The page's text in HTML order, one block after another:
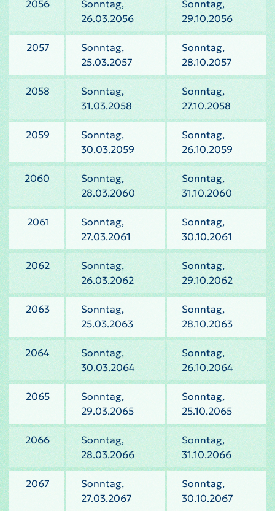
2056
Sonntag,
26.03.2056
Sonntag,
29.10.2056
2057
Sonntag,
25.03.2057
Sonntag,
28.10.2057
2058
Sonntag,
31.03.2058
Sonntag,
27.10.2058
2059
Sonntag,
30.03.2059
Sonntag,
26.10.2059
2060
Sonntag,
28.03.2060
Sonntag,
31.10.2060
2061
Sonntag,
27.03.2061
Sonntag,
30.10.2061
2062
Sonntag,
26.03.2062
Sonntag,
29.10.2062
2063
Sonntag,
25.03.2063
Sonntag,
28.10.2063
2064
Sonntag,
30.03.2064
Sonntag,
26.10.2064
2065
Sonntag,
29.03.2065
Sonntag,
25.10.2065
2066
Sonntag,
28.03.2066
Sonntag,
31.10.2066
2067
Sonntag,
27.03.2067
Sonntag,
30.10.2067